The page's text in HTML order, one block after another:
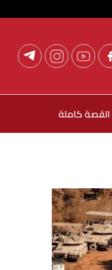
القصة كاملة